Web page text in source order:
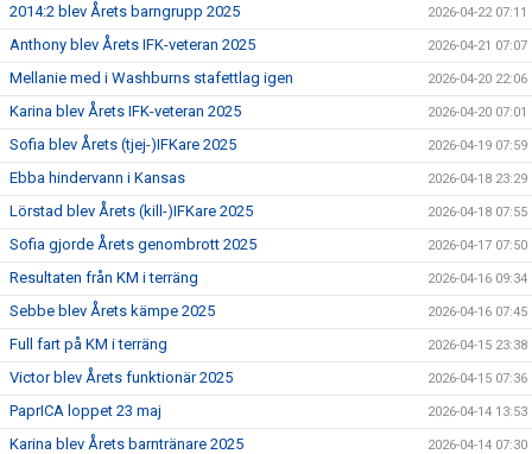
2014:2 blev Årets barngrupp 2025 2026-04-22 07:11
Anthony blev Årets IFK-veteran 2025 2026-04-21 07:07
Mellanie med i Washburns stafettlag igen 2026-04-20 22:06
Karina blev Årets IFK-veteran 2025 2026-04-20 07:01
Sofia blev Årets (tjej-)IFKare 2025 2026-04-19 07:59
Ebba hindervann i Kansas 2026-04-18 23:29
Lörstad blev Årets (kill-)IFKare 2025 2026-04-18 07:55
Sofia gjorde Årets genombrott 2025 2026-04-17 07:50
Resultaten från KM i terräng 2026-04-16 09:34
Sebbe blev Årets kämpe 2025 2026-04-16 07:45
Full fart på KM i terräng 2026-04-15 23:38
Victor blev Årets funktionär 2025 2026-04-15 07:36
PaprICA loppet 23 maj 2026-04-14 13:53
Karina blev Årets barntränare 2025 2026-04-14 07:30